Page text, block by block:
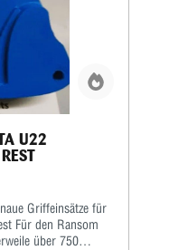
U22
Griffeinsätze für
Für den Ransom
über 750